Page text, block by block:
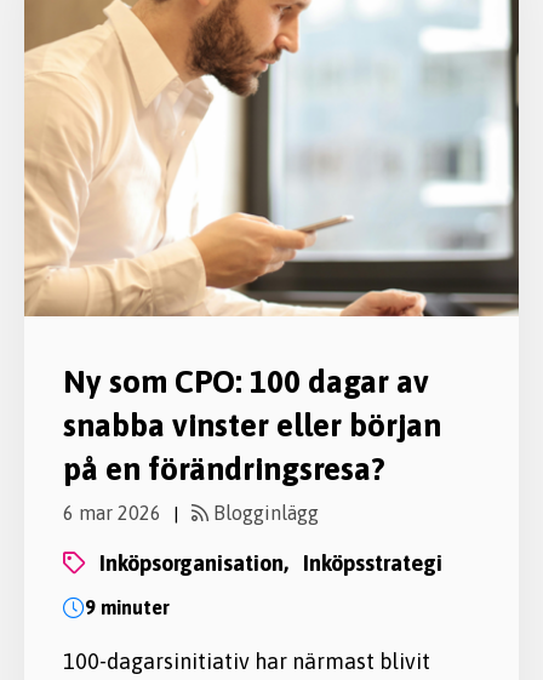
Ny som CPO: 100 dagar av
snabba vinster eller början
på en förändringsresa?
6 mar 2026 | Blogginlägg
inköpsorganisation, inköpsstrategi
9 minuter
100-dagarsinitiativ har närmast blivit